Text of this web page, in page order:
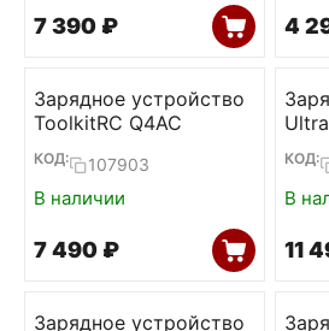
7 390 ₽ 4
Зарядное устройство
ToolkitRC Q4AC
КОД: 107903
В наличии
7 490 ₽
КОД:
В
11
Зарядное устройство